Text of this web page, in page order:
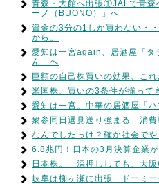
青森・大館へ出張①JALで青森
ーノ（BUONO）」へ
資金の3分の1しか買わない・
から。
愛知は一宮again、居酒屋「タ
ん」へ
巨額の自己株買いの効果、これ
米国株、買いの3条件が揃って
愛知は一宮。中華の居酒屋「
衆参同日選見送り強まる 消費
なんでしたっけ？確か社会で
6.8兆円！日本の3月決算企業
日本株。「深押ししても、大
岐阜は柳ヶ瀬に出張…ドーミー